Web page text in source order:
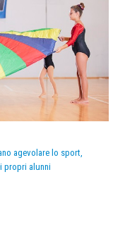
agevolare lo sport,
propri alunni